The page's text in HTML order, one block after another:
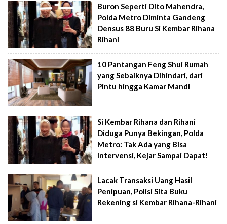
Buron Seperti Dito Mahendra,
Polda Metro Diminta Gandeng
Densus 88 Buru Si Kembar Rihana
Rihani
10 Pantangan Feng Shui Rumah
yang Sebaiknya Dihindari, dari
Pintu hingga Kamar Mandi
Si Kembar Rihana dan Rihani
Diduga Punya Bekingan, Polda
Metro: Tak Ada yang Bisa
Intervensi, Kejar Sampai Dapat!
Lacak Transaksi Uang Hasil
Penipuan, Polisi Sita Buku
Rekening si Kembar Rihana-Rihani